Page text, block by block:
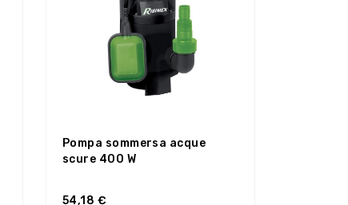
Pompa sommersa acque
scure 400 W
54,18 €